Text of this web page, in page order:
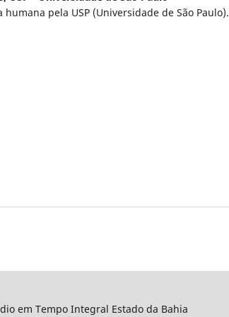
pela USP (Universidade de São Paulo).
em Tempo Integral Estado da Bahia